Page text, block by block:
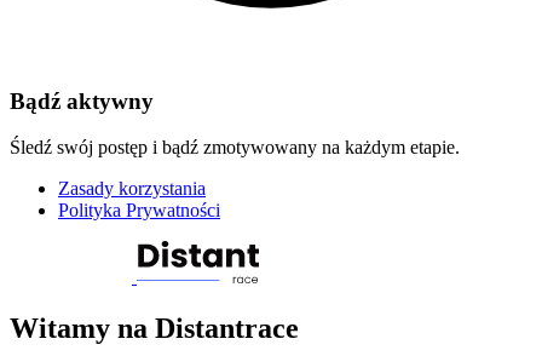
Bądź aktywny
Śledź swój postęp i bądź zmotywowany na każdym etapie.
Zasady korzystania
Polityka Prywatności
Witamy na Distantrace